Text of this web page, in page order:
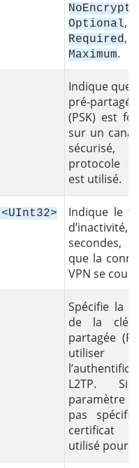
Optional,
Required,
Maximum.
Indique que
pré-partagée
(PSK) est
sur un
sécurisé,
protocole
est utilisé.
<UInt32>
Indique le
secondes,
que la
VPN se
Spécifie la
de la clé
partagée
utiliser
L2TP.
paramètre
pas
certificat
utilisé pour